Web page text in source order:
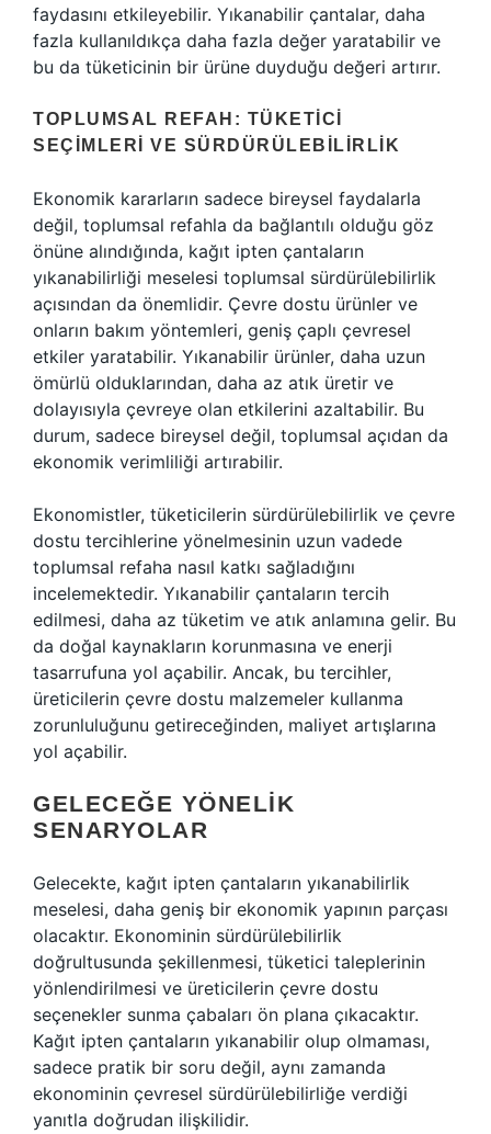
faydasını etkileyebilir. Yıkanabilir çantalar, daha
fazla kullanıldıkça daha fazla değer yaratabilir ve
bu da tüketicinin bir ürüne duyduğu değeri artırır.
TOPLUMSAL REFAH: TÜKETICI
SEÇIMLERI VE SÜRDÜRÜLEBILIRLIK
Ekonomik kararların sadece bireysel faydalarla
değil, toplumsal refahla da bağlantılı olduğu göz
önüne alındığında, kağıt ipten çantaların
yıkanabilirliği meselesi toplumsal sürdürülebilirlik
açısından da önemlidir. Çevre dostu ürünler ve
onların bakım yöntemleri, geniş çaplı çevresel
etkiler yaratabilir. Yıkanabilir ürünler, daha uzun
ömürlü olduklarından, daha az atık üretir ve
dolayısıyla çevreye olan etkilerini azaltabilir. Bu
durum, sadece bireysel değil, toplumsal açıdan da
ekonomik verimliliği artırabilir.
Ekonomistler, tüketicilerin sürdürülebilirlik ve çevre
dostu tercihlerine yönelmesinin uzun vadede
toplumsal refaha nasıl katkı sağladığını
incelemektedir. Yıkanabilir çantaların tercih
edilmesi, daha az tüketim ve atık anlamına gelir. Bu
da doğal kaynakların korunmasına ve enerji
tasarrufuna yol açabilir. Ancak, bu tercihler,
üreticilerin çevre dostu malzemeler kullanma
zorunluluğunu getireceğinden, maliyet artışlarına
yol açabilir.
GELECEĞE YÖNELIK
SENARYOLAR
Gelecekte, kağıt ipten çantaların yıkanabilirlik
meselesi, daha geniş bir ekonomik yapının parçası
olacaktır. Ekonominin sürdürülebilirlik
doğrultusunda şekillenmesi, tüketici taleplerinin
yönlendirilmesi ve üreticilerin çevre dostu
seçenekler sunma çabaları ön plana çıkacaktır.
Kağıt ipten çantaların yıkanabilir olup olmaması,
sadece pratik bir soru değil, aynı zamanda
ekonominin çevresel sürdürülebilirliğe verdiği
yanıtla doğrudan ilişkilidir.